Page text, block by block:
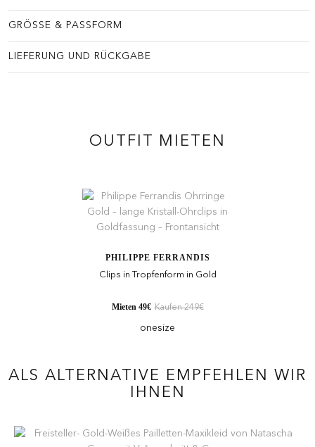
GRÖSSE & PASSFORM
LIEFERUNG UND RÜCKGABE
OUTFIT MIETEN
PHILIPPE FERRANDIS
Clips in Tropfenform in Gold
Mieten 49€ Kaufen 249€
onesize
ALS ALTERNATIVE EMPFEHLEN WIR
IHNEN
WIE BEWERTEN SIE DIESEN ARTIKEL?*